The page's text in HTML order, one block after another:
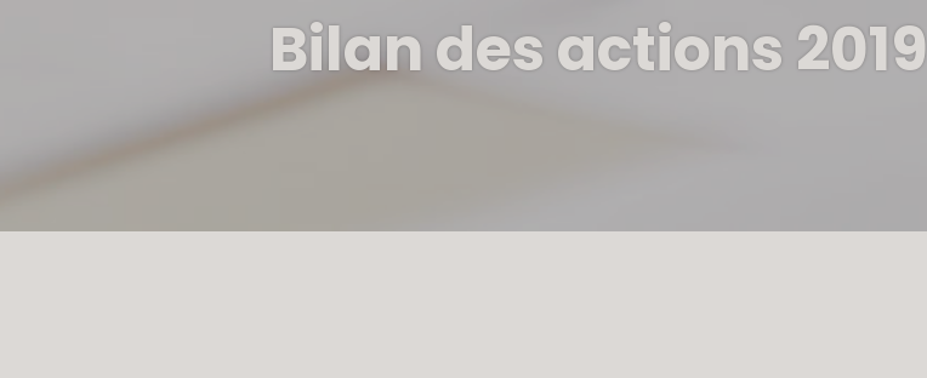
Bilan des actions 2019